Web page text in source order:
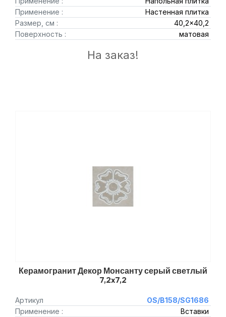
Применение :
Настенная плитка
Размер, см :
40,2x40,2
Поверхность :
матовая
На заказ!
Керамогранит Декор Монсанту серый светлый
7,2x7,2
Артикул
OS/B158/SG1686
Применение :
Вставки